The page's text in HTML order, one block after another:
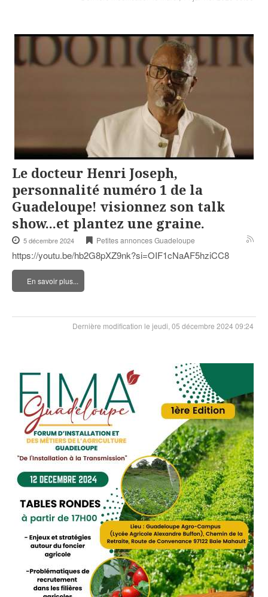
Le docteur Henri Joseph,
personnalité numéro 1 de la
Guadeloupe! visionnez son talk
show...et plantez une graine.
5 décembre 2024 Petites annonces Guadeloupe
https://youtu.be/hb2G8pXZ9nk?si=OIF1cNaAF5hziCC8
En savoir plus...
Dernière modification le jeudi, 05 décembre 2024 09:24